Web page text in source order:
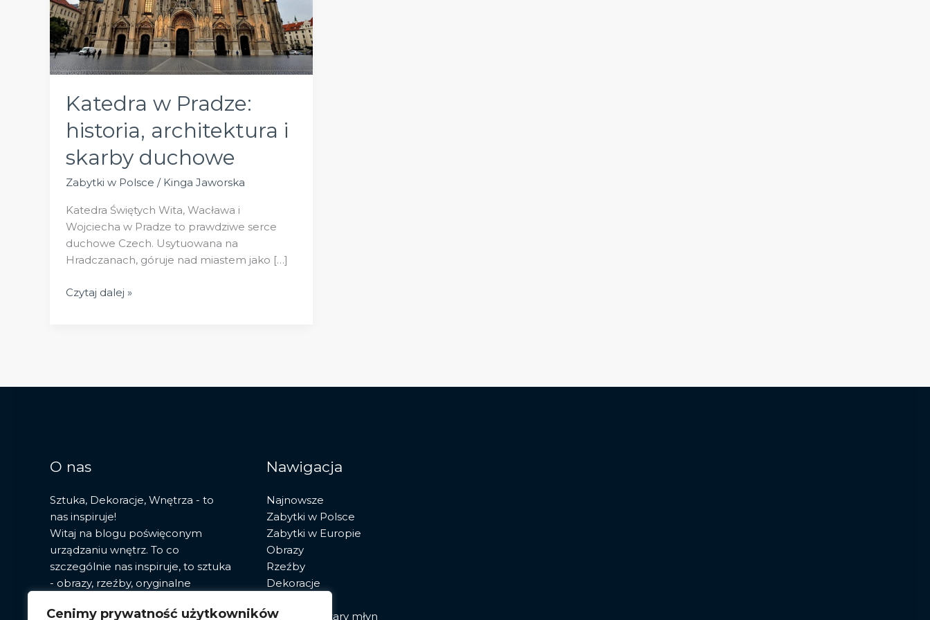
Cenimy prywatność użytkowników
Katedra w Pradze:
historia, architektura i
skarby duchowe
Zabytki w Polsce / Kinga Jaworska
Katedra Świętych Wita, Wacława i
Wojciecha w Pradze to prawdziwe serce
duchowe Czech. Usytuowana na
Hradczanach, góruje nad miastem jako […]
Katedra
skarby
Czytaj dalej »
O nas
Sztuka, Dekoracje, Wnętrza - to
nas inspiruje!
Witaj na blogu poświęconym
urządzaniu wnętrz. To co
szczególnie nas inspiruje, to sztuka
- obrazy, rzeźby, oryginalne
przegląd najnowszych trendów i
Nawigacja
Najnowsze
Zabytki w Polsce
Zabytki w Europie
Obrazy
Rzeźby
Dekoracje
Pracownia stary młyn